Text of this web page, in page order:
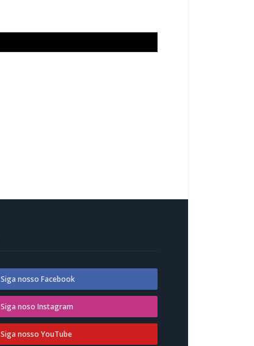
Siga nosso Facebook
Siga noso Instagram
Siga nosso YouTube